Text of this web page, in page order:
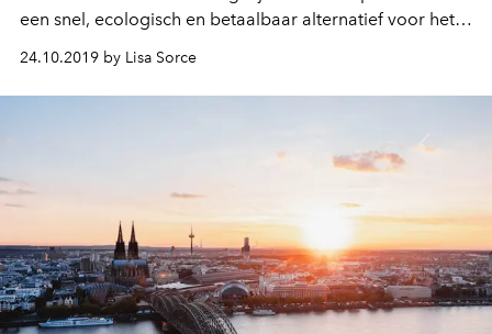
een snel, ecologisch en betaalbaar alternatief voor het
vliegtuig? De Thalys reist vanaf Luik, Brussel of
Antwerpen. Zoom in op 5 bestemmingen op minder dan
2 uur van België die de moeite waard zijn tijdens de
24.10.2019 by Lisa Sorce